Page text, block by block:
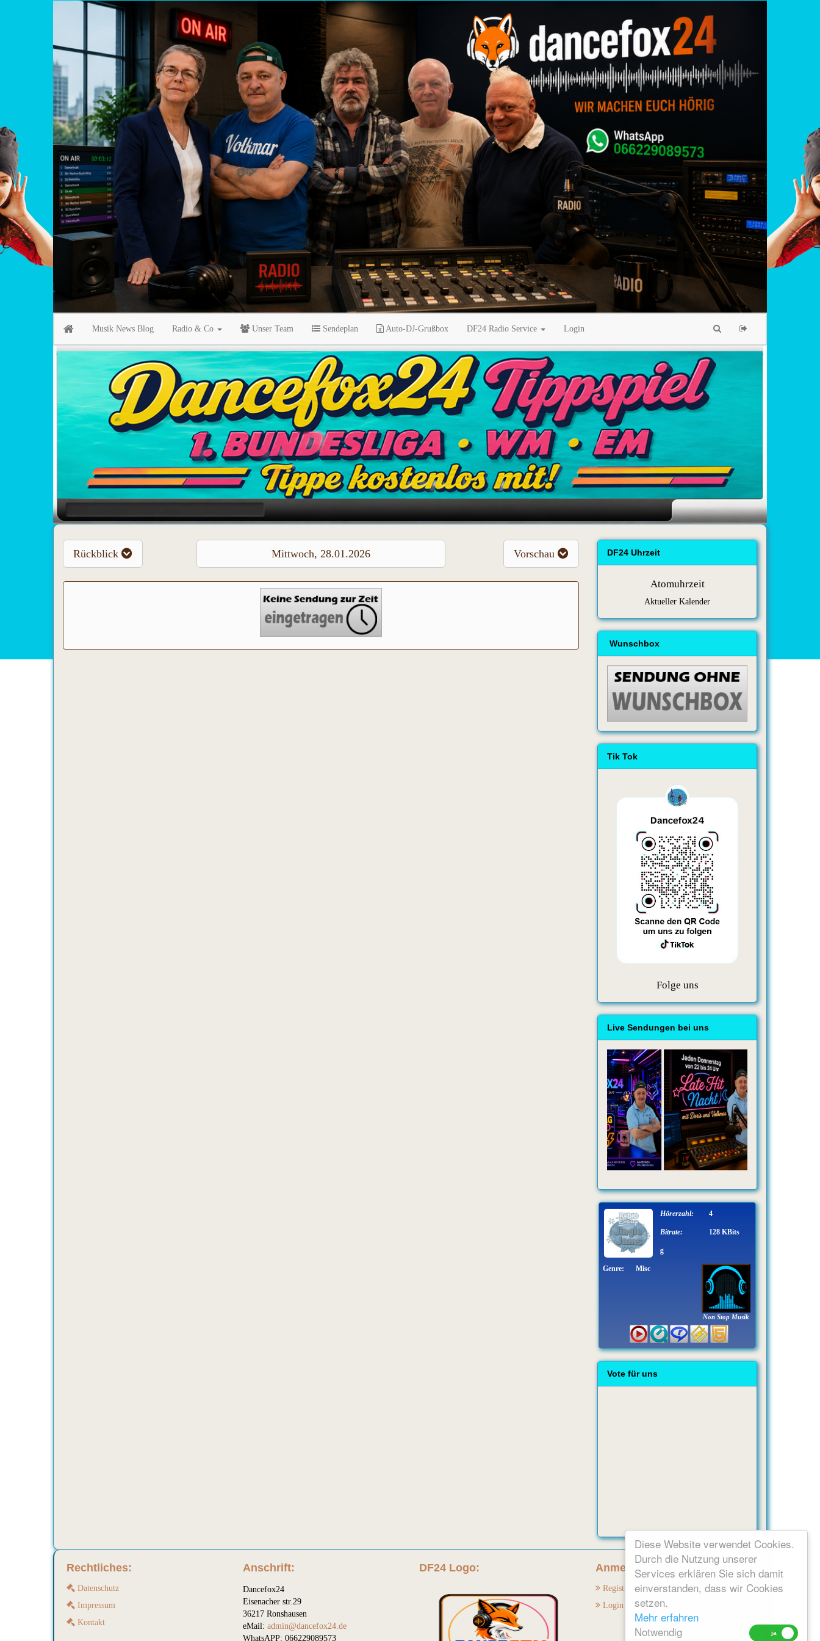
Diese Website verwendet Cookies.
Durch die Nutzung unserer
Services erklären Sie sich damit
einverstanden, dass wir Cookies
setzen.
Mehr erfahren
Notwendig
Musik News Blog Radio & Co Unser Team Sendeplan Auto-DJ-Grußbox DF24 Radio Service Login
Rückblick Mittwoch, 28.01.2026 Vorschau DF24 Uhrzeit
Atomuhrzeit
Aktueller Kalender
Wunschbox
Tik Tok
Folge uns
Live Sendungen bei uns
Non Stop Musik
Hörerzahl: 4
Bitrate: 128 KBits
Genre: Misc
Vote für uns
Rechtliches:
Datenschutz
Impressum
Kontakt
Anschrift:
Dancefox24
Eisenacher str.29
36217 Ronshausen
eMail: admin@dancefox24.de
WhatsAPP: 066229089573
DF24 Logo: Anmelden:
Registrieren
Login